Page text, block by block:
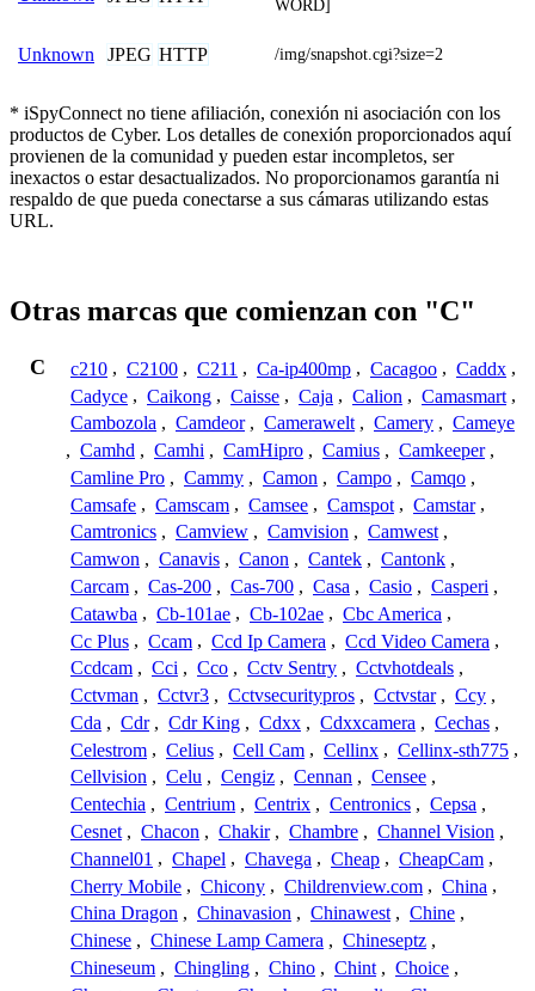
WORD]
Unknown JPEG HTTP /img/snapshot.cgi?size=2
* iSpyConnect no tiene afiliación, conexión ni asociación con los
productos de Cyber. Los detalles de conexión proporcionados aquí
provienen de la comunidad y pueden estar incompletos, ser
inexactos o estar desactualizados. No proporcionamos garantía ni
respaldo de que pueda conectarse a sus cámaras utilizando estas
URL.
Otras marcas que comienzan con "C"
C c210 , C2100 , C211 , Ca-ip400mp , Cacagoo , Caddx ,
Cadyce , Caikong , Caisse , Caja , Calion , Camasmart ,
Cambozola , Camdeor , Camerawelt , Camery , Cameye
, Camhd , Camhi , CamHipro , Camius , Camkeeper ,
Camline Pro , Cammy , Camon , Campo , Camqo ,
Camsafe , Camscam , Camsee , Camspot , Camstar ,
Camtronics , Camview , Camvision , Camwest ,
Camwon , Canavis , Canon , Cantek , Cantonk ,
Carcam , Cas-200 , Cas-700 , Casa , Casio , Casperi ,
Catawba , Cb-101ae , Cb-102ae , Cbc America ,
Cc Plus , Ccam , Ccd Ip Camera , Ccd Video Camera ,
Ccdcam , Cci , Cco , Cctv Sentry , Cctvhotdeals ,
Cctvman , Cctvr3 , Cctvsecuritypros , Cctvstar , Ccy ,
Cda , Cdr , Cdr King , Cdxx , Cdxxcamera , Cechas ,
Celestrom , Celius , Cell Cam , Cellinx , Cellinx-sth775 ,
Cellvision , Celu , Cengiz , Cennan , Censee ,
Centechia , Centrium , Centrix , Centronics , Cepsa ,
Cesnet , Chacon , Chakir , Chambre , Channel Vision ,
Channel01 , Chapel , Chavega , Cheap , CheapCam ,
Cherry Mobile , Chicony , Childrenview.com , China ,
China Dragon , Chinavasion , Chinawest , Chine ,
Chinese , Chinese Lamp Camera , Chineseptz ,
Chineseum , Chingling , Chino , Chint , Choice ,